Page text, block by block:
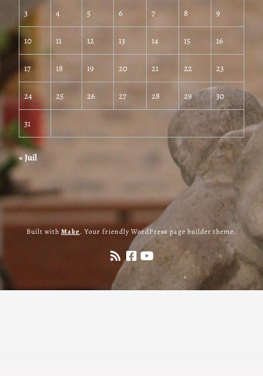
3 4 5 6 7 8 9
10 11 12 13 14 15 16
17 18 19 20 21 22 23
24 25 26 27 28 29 30
31
« Juil
Built with Make. Your friendly WordPress page builder theme.